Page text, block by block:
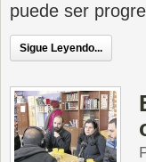
puede ser
Sigue Leyendo...